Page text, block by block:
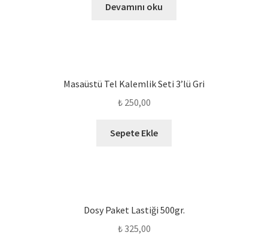
Devamını oku
Masaüstü Tel Kalemlik Seti 3’lü Gri
₺250,00
Sepete Ekle
Dosy Paket Lastiği 500gr.
₺325,00